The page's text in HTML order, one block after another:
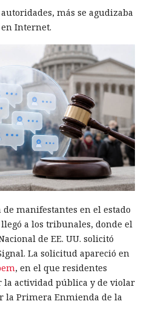
de al menos 54
resultado no solo a las
también a las habilidades
obtienen herramientas que
mientras que los atacantes
sus capacidades gracias
para un aumento
e incidentes y usar
SOC (centro de operaciones
más rápidamente señales
convirtieron
espió
a través de sus
de trabajo.
de criptomonedas
más se agudizaba
Internet.
manifestantes en el estado
a los tribunales, donde el
de EE. UU. solicitó
La solicitud apareció en
, en el que residentes
la actividad pública y de violar
la Primera Enmienda de la